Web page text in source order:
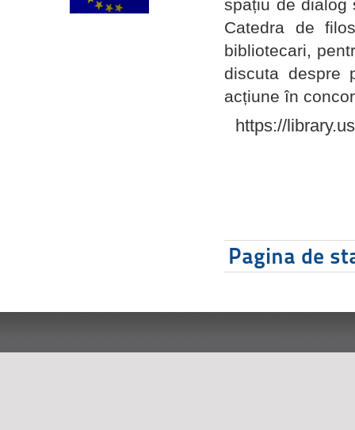
spațiu de dialog
Catedra de
bibliotecari,
discuta despre
acțiune în
https://
Pagina de